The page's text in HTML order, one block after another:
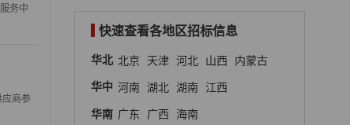
务中
商参
快速查看各地区招标信息
华北 北京 天津 河北 山西 内蒙古
华中 河南 湖北 湖南 江西
华南 广东 广西 海南